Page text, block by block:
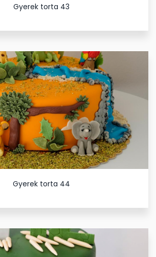
Gyerek torta 43
Gyerek torta 44